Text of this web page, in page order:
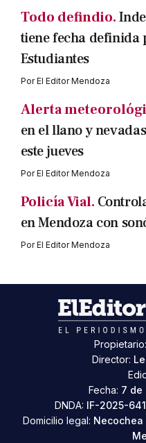
Todo defindio.
tiene fecha definida
Estudiantes
PorEl Editor Mendoza
Alerta
en el llano y
este jueves
PorEl Editor Mendoza
Policía Vial.
en Mendoza con
PorEl Editor Mendoza
Propietario:
Director:
Fecha: 7 de
DNDA: IF-2025-
Domicilio legal: Necochea